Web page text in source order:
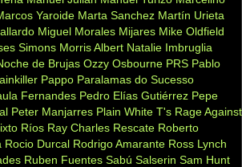
Yaroide Marta Sanchez Martín Urieta
Miguel Morales Mijares Mike Oldfield
Simons Morris Albert Natalie Imbruglia
de Brujas Ozzy Osbourne PRS Pablo
Pappo Paralamas do Sucesso
Fernandes Pedro Elías Gutiérrez Pepe
Peter Manjarres Plain White T's Rage Against
Ríos Ray Charles Rescate Roberto
Rocio Durcal Rodrigo Amarante Ross Lynch
Ruben Fuentes Sabú Salserin Sam Hunt